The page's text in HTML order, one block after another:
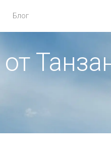
Блог